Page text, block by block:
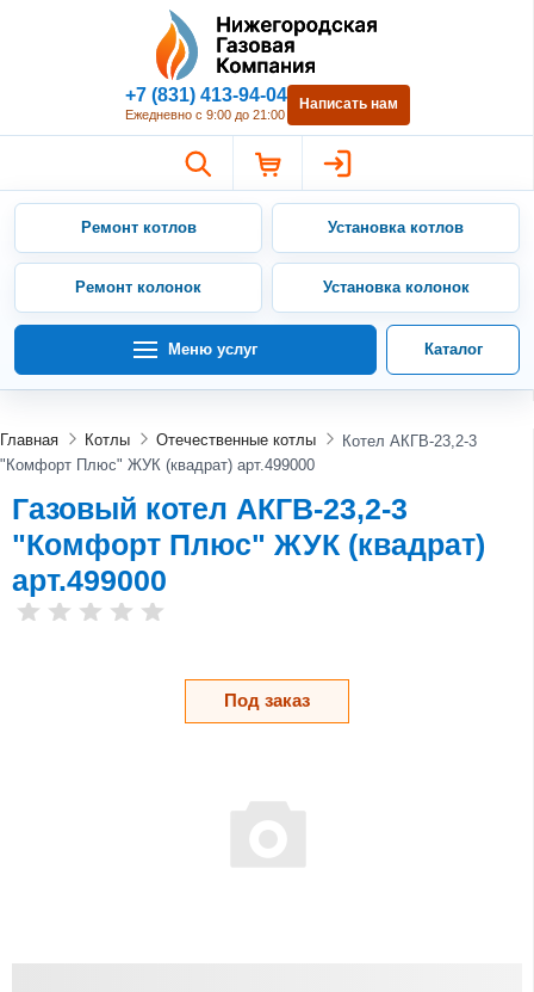
Нижегородская Газовая
+7 (831) 413-94-04
Ежедневно с 9:00 до 21:00
Написать нам
Ремонт котлов Установка котлов
Ремонт колонок Установка колонок
Меню услуг Каталог
Главная Котлы Отечественные котлы
Котел АКГВ-23,2-3
"Комфорт Плюс" ЖУК (квадрат) арт.499000
Газовый котел АКГВ-23,2-3
"Комфорт Плюс" ЖУК (квадрат)
арт.499000
Под заказ